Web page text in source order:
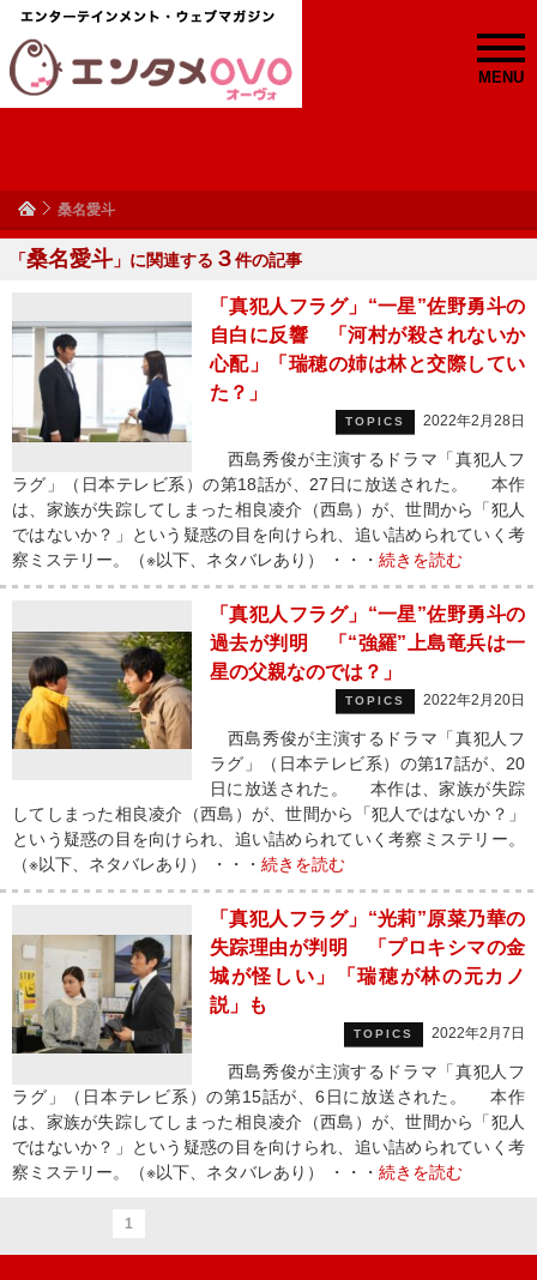
MENU
桑名愛斗
「桑名愛斗 」に関連する ３件の記事
「真犯人フラグ」“一星”佐野勇斗の
自白に反響 「河村が殺されないか
心配」「瑞穂の姉は林と交際してい
た？」
TOPICS 2022年2月28日
西島秀俊が主演するドラマ「真犯人フ
ラグ」（日本テレビ系）の第18話が、27日に放送された。 本作
は、家族が失踪してしまった相良凌介（西島）が、世間から「犯人
ではないか？」という疑惑の目を向けられ、追い詰められていく考
察ミステリー。（※以下、ネタバレあり） ・・・ 続きを読む
「真犯人フラグ」“一星”佐野勇斗の
過去が判明 「“強羅”上島竜兵は一
星の父親なのでは？」
TOPICS 2022年2月20日
西島秀俊が主演するドラマ「真犯人フ
ラグ」（日本テレビ系）の第17話が、20
日に放送された。 本作は、家族が失踪
してしまった相良凌介（西島）が、世間から「犯人ではないか？」
という疑惑の目を向けられ、追い詰められていく考察ミステリー。
（※以下、ネタバレあり） ・・・ 続きを読む
「真犯人フラグ」“光莉”原菜乃華の
失踪理由が判明 「プロキシマの金
城が怪しい」「瑞穂が林の元カノ
説」も
TOPICS 2022年2月7日
西島秀俊が主演するドラマ「真犯人フ
ラグ」（日本テレビ系）の第15話が、6日に放送された。 本作
は、家族が失踪してしまった相良凌介（西島）が、世間から「犯人
ではないか？」という疑惑の目を向けられ、追い詰められていく考
察ミステリー。（※以下、ネタバレあり） ・・・ 続きを読む
1